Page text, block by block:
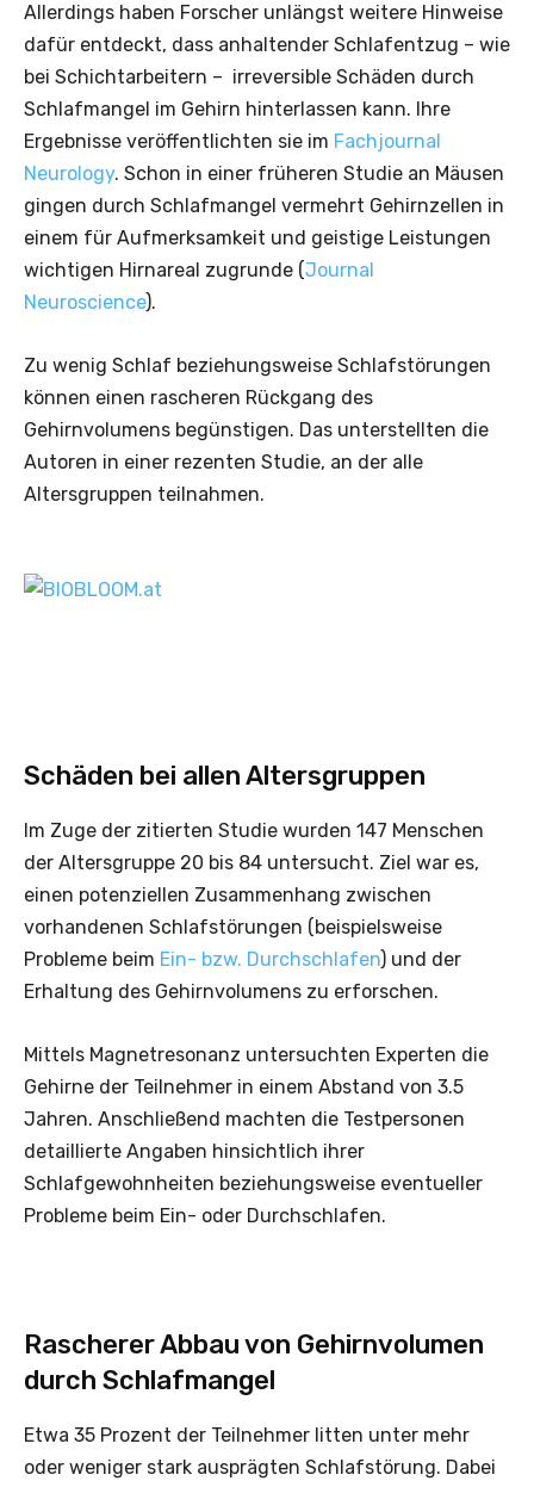
Allerdings haben Forscher unlängst weitere Hinweise
dafür entdeckt, dass anhaltender Schlafentzug – wie
bei Schichtarbeitern – irreversible Schäden durch
Schlafmangel im Gehirn hinterlassen kann. Ihre
Ergebnisse veröffentlichten sie im Fachjournal
Neurology. Schon in einer früheren Studie an Mäusen
gingen durch Schlafmangel vermehrt Gehirnzellen in
einem für Aufmerksamkeit und geistige Leistungen
wichtigen Hirnareal zugrunde (Journal
Neuroscience).
Zu wenig Schlaf beziehungsweise Schlafstörungen
können einen rascheren Rückgang des
Gehirnvolumens begünstigen. Das unterstellten die
Autoren in einer rezenten Studie, an der alle
Altersgruppen teilnahmen.
Schäden bei allen Altersgruppen
Im Zuge der zitierten Studie wurden 147 Menschen
der Altersgruppe 20 bis 84 untersucht. Ziel war es,
einen potenziellen Zusammenhang zwischen
vorhandenen Schlafstörungen (beispielsweise
Probleme beim Ein- bzw. Durchschlafen) und der
Erhaltung des Gehirnvolumens zu erforschen.
Mittels Magnetresonanz untersuchten Experten die
Gehirne der Teilnehmer in einem Abstand von 3.5
Jahren. Anschließend machten die Testpersonen
detaillierte Angaben hinsichtlich ihrer
Schlafgewohnheiten beziehungsweise eventueller
Probleme beim Ein- oder Durchschlafen.
Rascherer Abbau von Gehirnvolumen
durch Schlafmangel
Etwa 35 Prozent der Teilnehmer litten unter mehr
oder weniger stark ausprägten Schlafstörung. Dabei